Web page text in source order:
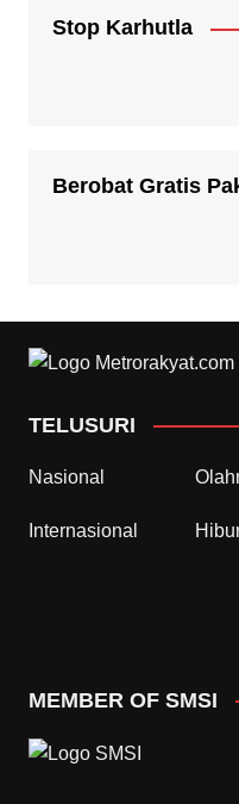
Stop Karhutla
Berobat Gratis
TELUSURI
Nasional
Internasional
MEMBER OF SMSI